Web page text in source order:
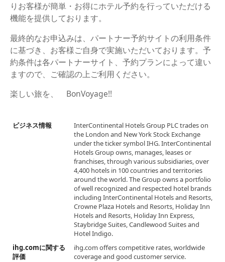
りお客様が簡単・お得にホテル予約を行っていただける
機能を提供しております。
最終的なお申込みは、パートナー予約サイトの利用条件
に基づき、お客様ご自身で実施いただいております。予
約条件は各パートナーサイト、予約プランによって違い
ますので、ご確認の上ご利用ください。
楽しい旅を、 BonVoyage!!
ビジネス情報
InterContinental Hotels Group PLC trades on
the London and New York Stock Exchange
under the ticker symbol IHG. InterContinental
Hotels Group owns, manages, leases or
franchises, through various subsidiaries, over
4,400 hotels in 100 countries and territories
around the world. The Group owns a portfolio
of well recognized and respected hotel brands
including InterContinental Hotels and Resorts,
Crowne Plaza Hotels and Resorts, Holiday Inn
Hotels and Resorts, Holiday Inn Express,
Staybridge Suites, Candlewood Suites and
Hotel Indigo.
ihg.comに関する
評価
ihg.com offers competitive rates, worldwide
coverage and good customer service.